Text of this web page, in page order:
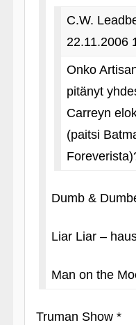
C.W.
22.11.2006
Onko
pitänyt
Carreyn
(paitsi
Dumb &
Liar Liar –
Man on the
Truman Show *